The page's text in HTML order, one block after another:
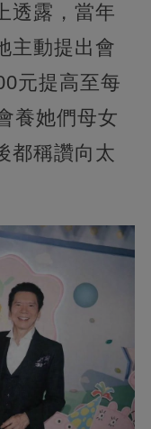
透露，當年
主動提出會
元提高至每
養她們母女
都稱讚向太